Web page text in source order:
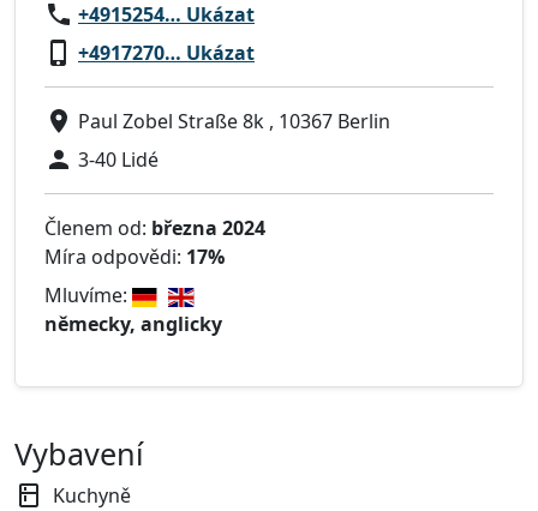
+4915254… Ukázat
+4917270… Ukázat
Paul Zobel Straße 8k , 10367 Berlin
3-40 Lidé
Členem od: března 2024
Míra odpovědi: 17%
Mluvíme:
německy, anglicky
Vybavení
Kuchyně